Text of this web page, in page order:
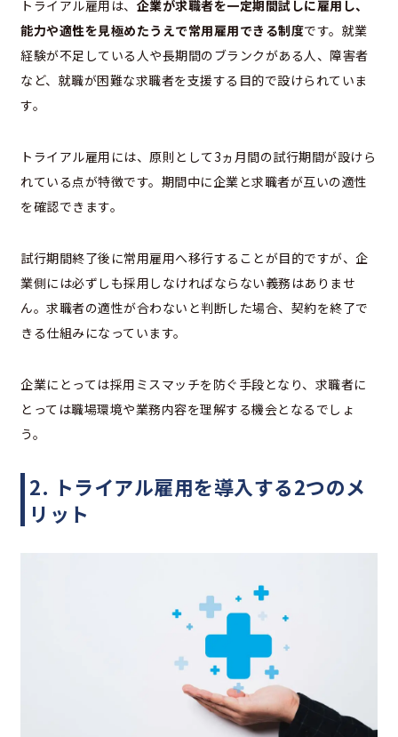
トライアル雇用は、 企業が求職者を一定期間試しに雇用し、
能力や適性を見極めたうえで常用雇用できる制度です。就業
経験が不足している人や長期間のブランクがある人、障害者
など、就職が困難な求職者を支援する目的で設けられていま
す。
トライアル雇用には、原則として3ヵ月間の試行期間が設けら
れている点が特徴です。期間中に企業と求職者が互いの適性
を確認できます。
試行期間終了後に常用雇用へ移行することが目的ですが、企
業側には必ずしも採用しなければならない義務はありませ
ん。求職者の適性が合わないと判断した場合、契約を終了で
きる仕組みになっています。
企業にとっては採用ミスマッチを防ぐ手段となり、求職者に
とっては職場環境や業務内容を理解する機会となるでしょ
う。
2. トライアル雇用を導入する2つのメ
リット